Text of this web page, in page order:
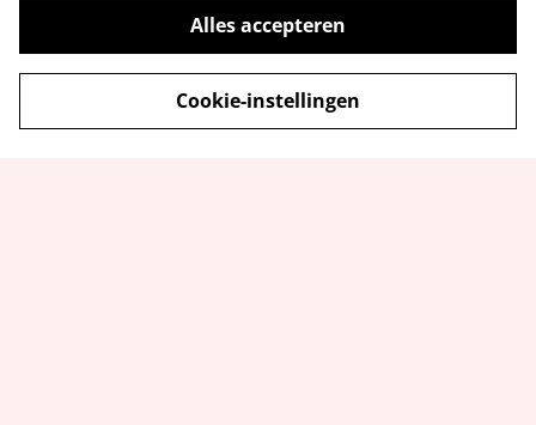
Contact Voorwaarden
Privacybeleid Cookiebeleid
Alles accepteren
Cookie-instellingen